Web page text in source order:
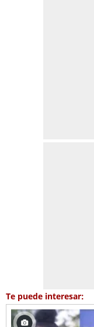
Te puede interesar: